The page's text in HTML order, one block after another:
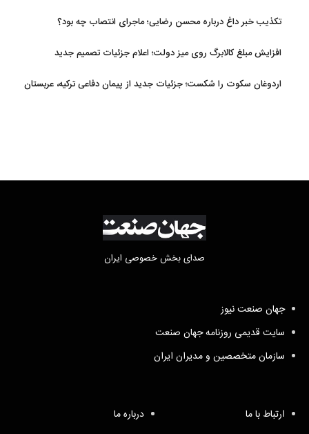
تکذیب خبر داغ درباره محسن رضایی؛ ماجرای انتصاب چه بود؟
افزایش مبلغ کالابرگ روی میز دولت؛ اعلام جزئیات تصمیم جدید
اردوغان سکوت را شکست؛ جزئیات جدید از پیمان دفاعی ترکیه، عربستان
صدای بخش خصوصی ایران
جهان صنعت نیوز
سایت قدیمی روزنامه جهان صنعت
سازمان متخصصین و مدیران ایران
ارتباط با ما درباره ما